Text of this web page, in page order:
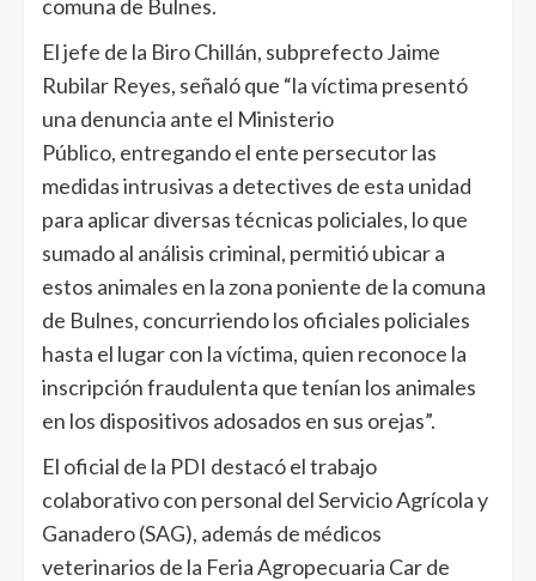
comuna de Bulnes.
El jefe de la Biro Chillán, subprefecto Jaime
Rubilar Reyes, señaló que “la víctima presentó
una denuncia ante el Ministerio
Público, entregando el ente persecutor las
medidas intrusivas a detectives de esta unidad
para aplicar diversas técnicas policiales, lo que
sumado al análisis criminal, permitió ubicar a
estos animales en la zona poniente de la comuna
de Bulnes, concurriendo los oficiales policiales
hasta el lugar con la víctima, quien reconoce la
inscripción fraudulenta que tenían los animales
en los dispositivos adosados en sus orejas”.
El oficial de la PDI destacó el trabajo
colaborativo con personal del Servicio Agrícola y
Ganadero (SAG), además de médicos
veterinarios de la Feria Agropecuaria Car de